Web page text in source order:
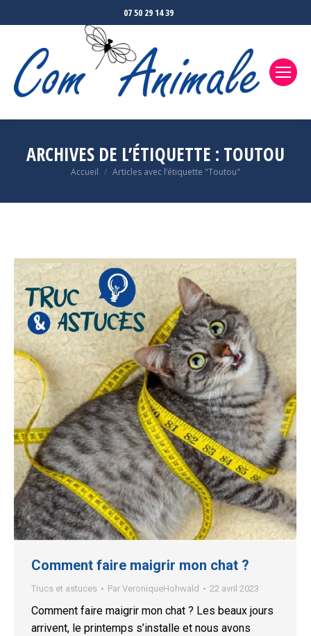
07 50 29 14 39
page
dans
nouvelle
ARCHIVES DE L’ÉTIQUETTE : TOUTOU
Vous êtes ici :
Accueil Articles avec l’étiquette "Toutou"
Comment faire maigrir mon chat ?
Trucs et astuces Par VeroniqueHohwald 22 avril 2023
Comment faire maigrir mon chat ? Les beaux jours
arrivent, le printemps s’installe et nous avons